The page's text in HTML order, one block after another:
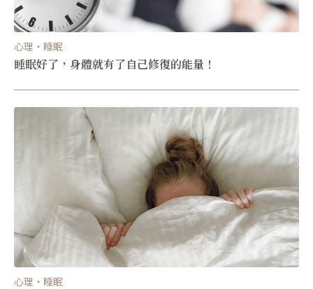
心理・睡眠
睡眠好了，身體就有了自己修復的能量！
心理・睡眠